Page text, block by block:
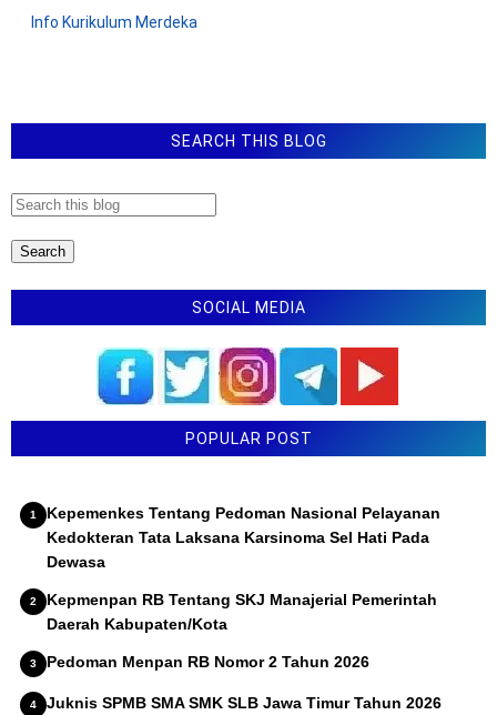
Info Kurikulum Merdeka
SEARCH THIS BLOG
SOCIAL MEDIA
POPULAR POST
Kepemenkes Tentang Pedoman Nasional Pelayanan
Kedokteran Tata Laksana Karsinoma Sel Hati Pada
Dewasa
Kepmenpan RB Tentang SKJ Manajerial Pemerintah
Daerah Kabupaten/Kota
Pedoman Menpan RB Nomor 2 Tahun 2026
Juknis SPMB SMA SMK SLB Jawa Timur Tahun 2026